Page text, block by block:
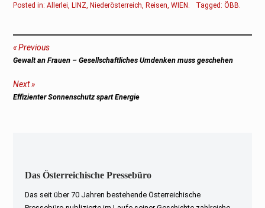
Posted in:Allerlei,LINZ,Niederösterreich,Reisen,WIEN. Tagged:ÖBB.
Beitragsnavigation
Previous
Previous
Gewalt an Frauen – Gesellschaftliches Umdenken muss geschehen
Next
Next
Effizienter Sonnenschutz spart Energie
Das Österreichische Pressebüro
Das seit über 70 Jahren bestehende Österreichische